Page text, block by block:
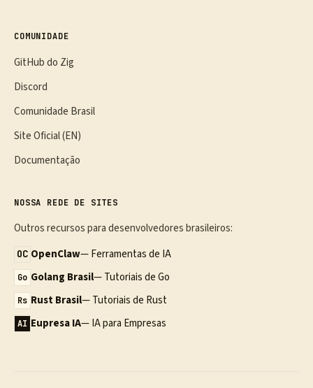
COMUNIDADE
GitHub do Zig
Discord
Comunidade Brasil
Site Oficial (EN)
Documentação
NOSSA REDE DE SITES
Outros recursos para desenvolvedores brasileiros:
OC OpenClaw— Ferramentas de IA
Go Golang Brasil— Tutoriais de Go
Rs Rust Brasil— Tutoriais de Rust
AI Eupresa IA— IA para Empresas